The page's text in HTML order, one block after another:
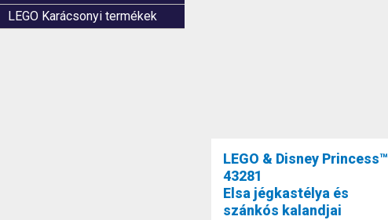
LEGO Karácsonyi termékek
LEGO & Disney Princess™
43281
Elsa jégkastélya és
szánkós kalandjai